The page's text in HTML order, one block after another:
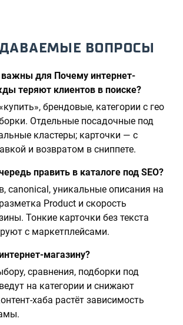
ВОПРОСЫ
для Почему интернет-
теряют клиентов в поиске?
брендовые, категории с гео
Отдельные посадочные под
кластеры; карточки — с
и возвратом в сниппете.
править в каталоге под SEO?
canonical, уникальные описания на
Product и скорость
Тонкие карточки без текста
с маркетплейсами.
магазину?
сравнения, подборки под
на категории и снижают
хаба растёт зависимость